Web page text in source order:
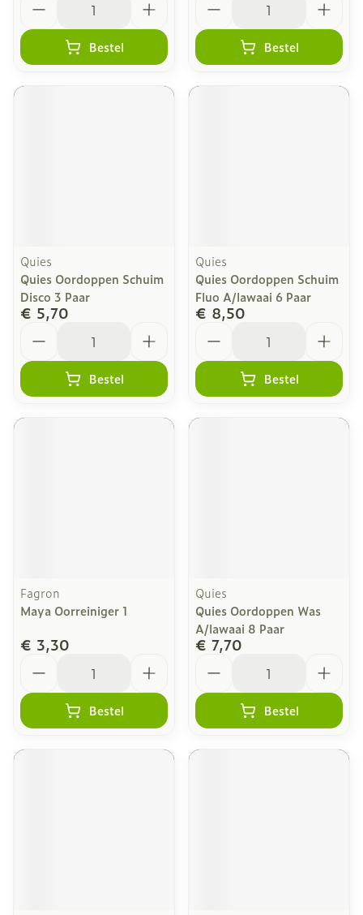
Bestel Bestel
Quies
Quies Oordoppen Schuim
Disco 3 Paar
€ 5,70
Bestel
Quies
Quies Oordoppen Schuim
Fluo A/lawaai 6 Paar
€ 8,50
Bestel
Fagron
Maya Oorreiniger 1
€ 3,30
Bestel
Quies
Quies Oordoppen Was
A/lawaai 8 Paar
€ 7,70
Bestel